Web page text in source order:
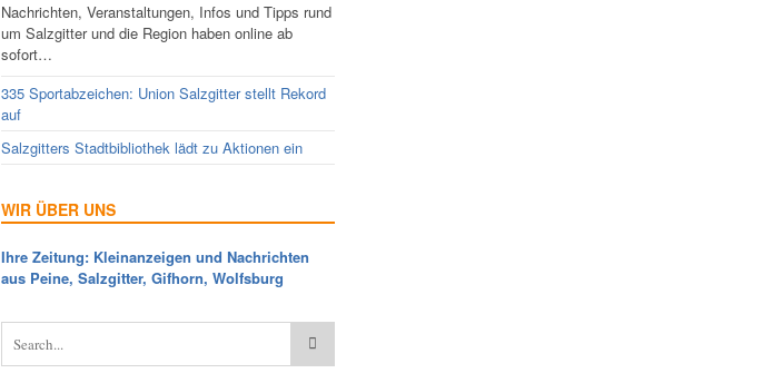
Nachrichten, Veranstaltungen, Infos und Tipps rund
um Salzgitter und die Region haben online ab
sofort…
335 Sportabzeichen: Union Salzgitter stellt Rekord
auf
Salzgitters Stadtbibliothek lädt zu Aktionen ein
WIR ÜBER UNS
Ihre Zeitung: Kleinanzeigen und Nachrichten
aus Peine, Salzgitter, Gifhorn, Wolfsburg